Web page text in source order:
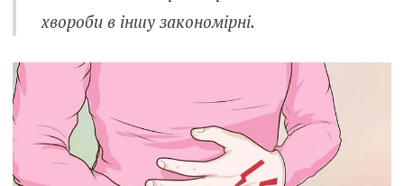
хвороби в іншу закономірні.